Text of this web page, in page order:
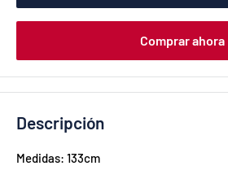
Comprar ahora
Descripción
Medidas: 133cm